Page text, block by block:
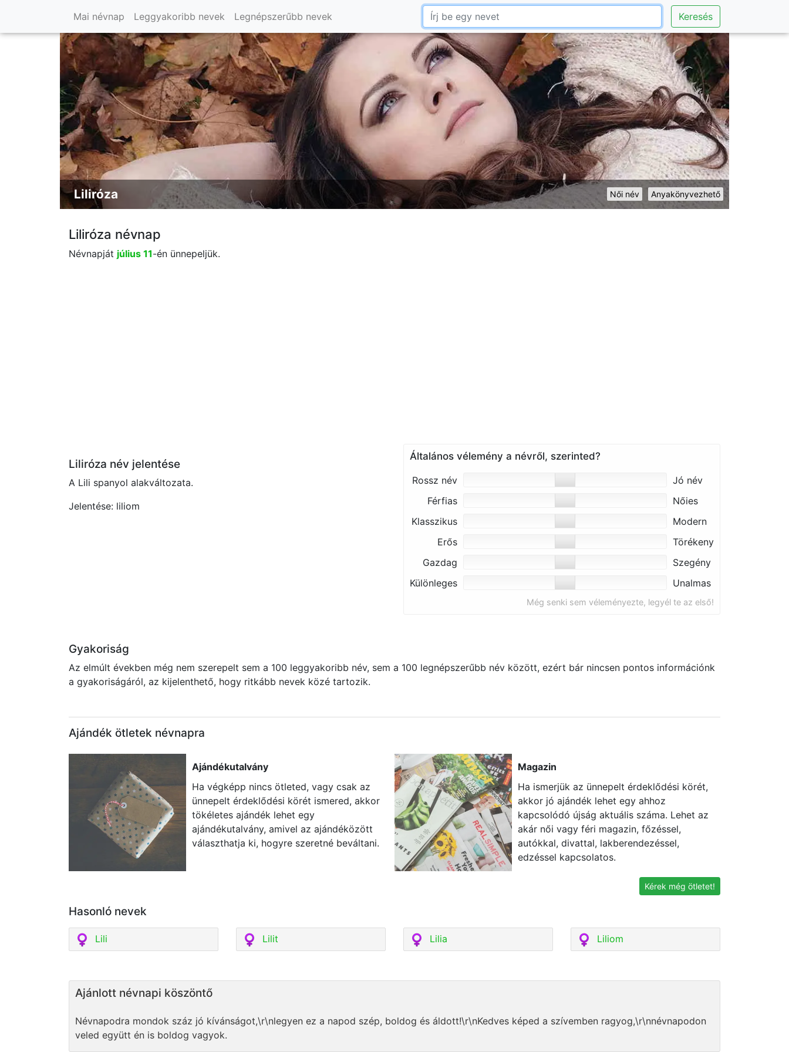
Mai névnap Leggyakoribb nevek Legnépszerűbb nevek Keresés
Anyakönyvezhető
Női név
Liliróza
Liliróza névnap
Névnapját július 11-én ünnepeljük.
Liliróza név jelentése
A Lili spanyol alakváltozata.
Jelentése: liliom
Általános vélemény a névről, szerinted?
Rossz név
Jó név
Férfias
Nőies
Klasszikus
Modern
Erős
Törékeny
Gazdag
Szegény
Különleges
Unalmas
Még senki sem véleményezte, legyél te az első!
Gyakoriság
Az elmúlt években még nem szerepelt sem a 100 leggyakoribb név, sem a 100 legnépszerűbb név között, ezért bár nincsen pontos információnk
a gyakoriságáról, az kijelenthető, hogy ritkább nevek közé tartozik.
Ajándék ötletek névnapra
Ajándékutalvány
Ha végképp nincs ötleted, vagy csak az
ünnepelt érdeklődési körét ismered, akkor
tökéletes ajándék lehet egy
ajándékutalvány, amivel az ajándéközött
választhatja ki, hogyre szeretné beváltani.
Magazin
Ha ismerjük az ünnepelt érdeklődési körét,
akkor jó ajándék lehet egy ahhoz
kapcsolódó újság aktuális száma. Lehet az
akár női vagy féri magazin, főzéssel,
autókkal, divattal, lakberendezéssel,
edzéssel kapcsolatos.
Kérek még ötletet!
Hasonló nevek
Lili Lilit Lilia Liliom
Ajánlott névnapi köszöntő
Névnapodra mondok száz jó kívánságot,\r\nlegyen ez a napod szép, boldog és áldott!\r\nKedves képed a szívemben ragyog,\r\nnévnapodon
veled együtt én is boldog vagyok.